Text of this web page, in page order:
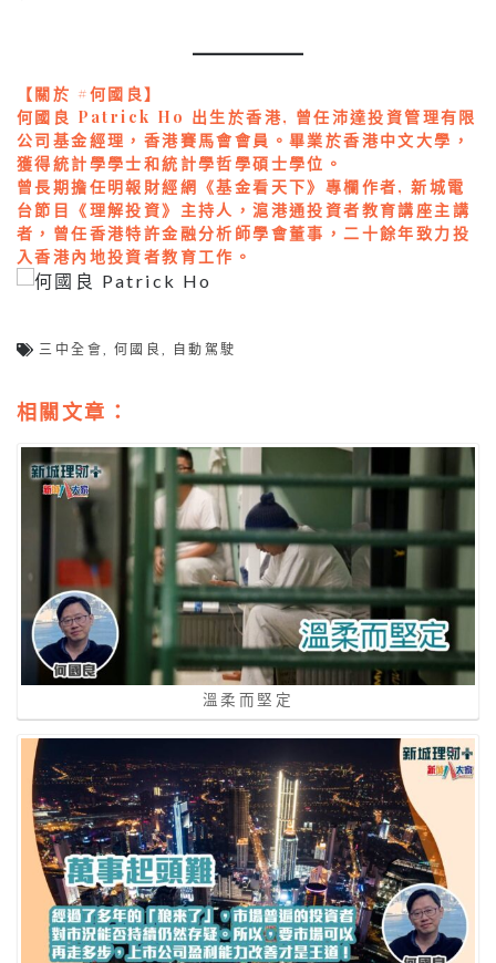
【關於 #何國良】
何國良 Patrick Ho 出生於香港, 曾任沛達投資管理有限
公司基金經理，香港賽馬會會員。畢業於香港中文大學，
獲得統計學學士和統計學哲學碩士學位。
曾長期擔任明報財經網《基金看天下》專欄作者, 新城電
台節目《理解投資》主持人，滬港通投資者教育講座主講
者，曾任香港特許金融分析師學會董事，二十餘年致力投
入香港內地投資者教育工作。
三中全會, 何國良, 自動駕駛
相關文章：
溫柔而堅定